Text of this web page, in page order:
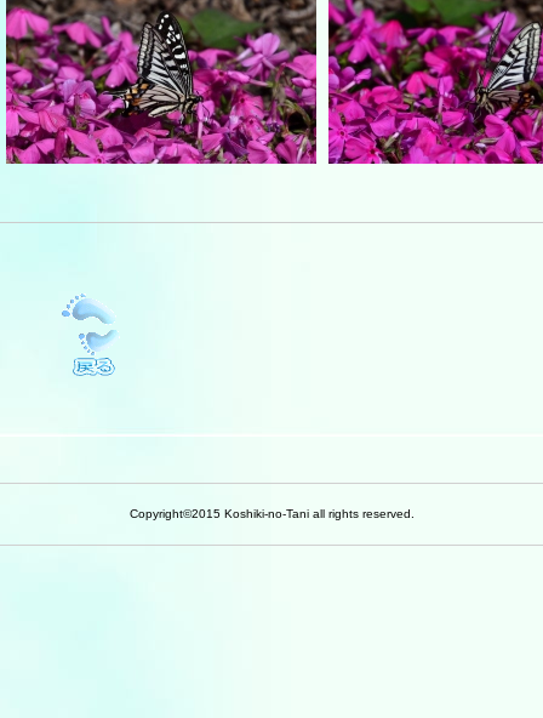
Copyright©2015 Koshiki-no-Tani all rights reserved.